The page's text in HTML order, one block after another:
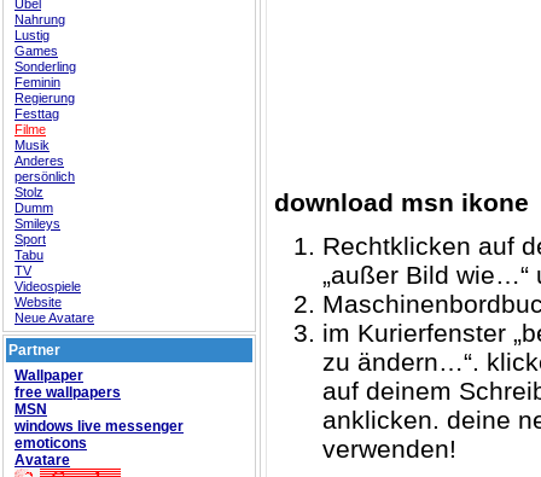
Übel
Nahrung
Lustig
Games
Sonderling
Feminin
Regierung
Festtag
Filme
Musik
Anderes
persönlich
Stolz
Dumm
Smileys
Sport
Tabu
TV
Videospiele
Website
Neue Avatare
Partner
Wallpaper
free wallpapers
MSN
windows live messenger
emoticons
Avatare
download msn ikone
Rechtklicken auf
„außer Bild wie…“
im Kurierfenster
zu ändern…“.
auf deinem
anklicken. deine
verwenden!